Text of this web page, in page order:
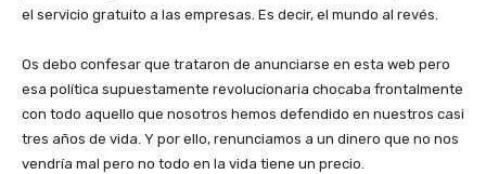
el servicio gratuito a las empresas. Es decir, el mundo al revés.
Os debo confesar que trataron de anunciarse en esta web pero
esa política supuestamente revolucionaria chocaba frontalmente
con todo aquello que nosotros hemos defendido en nuestros casi
tres años de vida. Y por ello, renunciamos a un dinero que no nos
vendría mal pero no todo en la vida tiene un precio.